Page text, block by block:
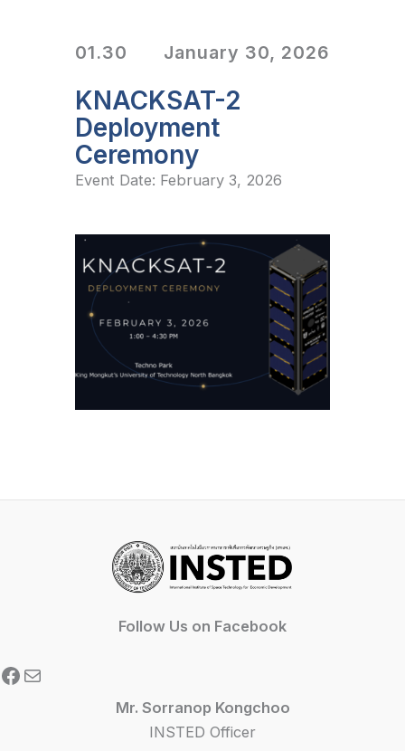
01.30 January 30, 2026
KNACKSAT-2
Deployment
Ceremony
Event Date: February 3, 2026
Follow Us on Facebook
Facebook
Mail
Mr. Sorranop Kongchoo
INSTED Officer